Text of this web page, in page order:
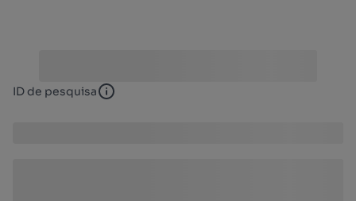
ID de pesquisa ID de pesquisa